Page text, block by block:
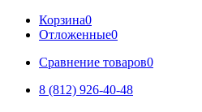
Корзина0
Отложенные0
Сравнение товаров0
8 (812) 926-40-48